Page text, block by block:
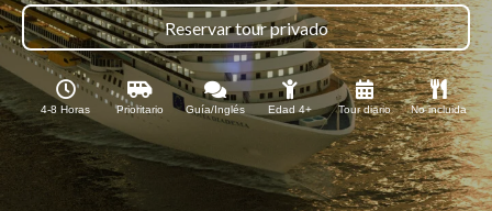
Reservar tour privado
4-8 Horas Prioritario Guía/Inglés Edad 4+ Tour diario No incluida